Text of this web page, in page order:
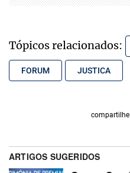
Tópicos relacionados:
FORUM JUSTICA
compartilhe